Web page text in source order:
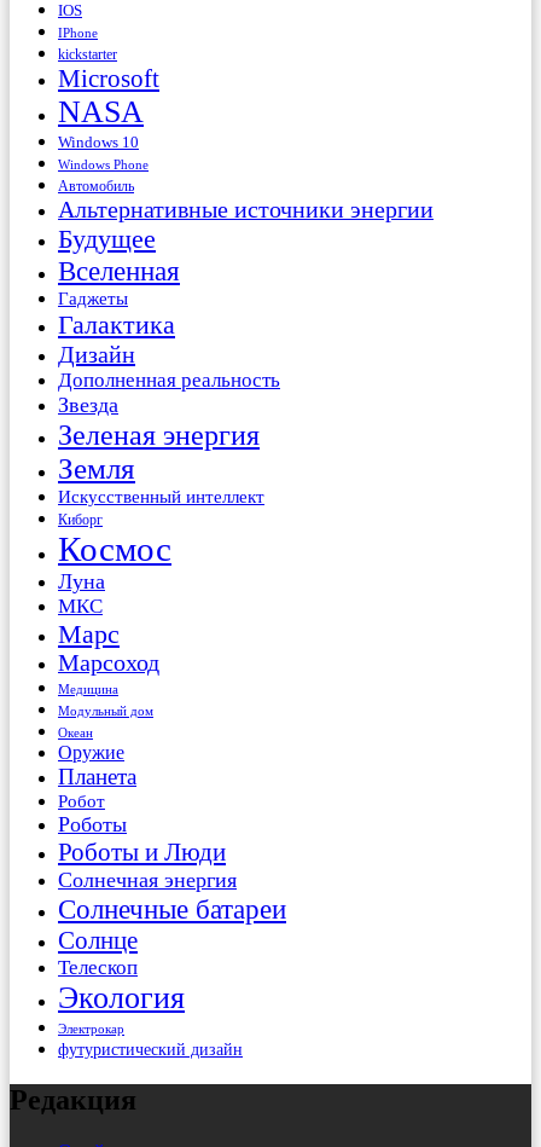
IOS
IPhone
kickstarter
Microsoft
NASA
Windows 10
Windows Phone
Автомобиль
Альтернативные источники энергии
Будущее
Вселенная
Гаджеты
Галактика
Дизайн
Дополненная реальность
Звезда
Зеленая энергия
Земля
Искусственный интеллект
Киборг
Космос
Луна
МКС
Марс
Марсоход
Медицина
Модульный дом
Океан
Оружие
Планета
Робот
Роботы
Роботы и Люди
Солнечная энергия
Солнечные батареи
Солнце
Телескоп
Экология
Электрокар
футуристический дизайн
Редакция